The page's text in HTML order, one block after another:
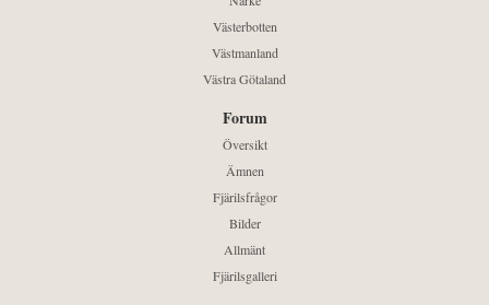
Västerbotten
Västmanland
Västra Götaland
Forum
Översikt
Ämnen
Fjärilsfrågor
Bilder
Allmänt
Fjärilsgalleri